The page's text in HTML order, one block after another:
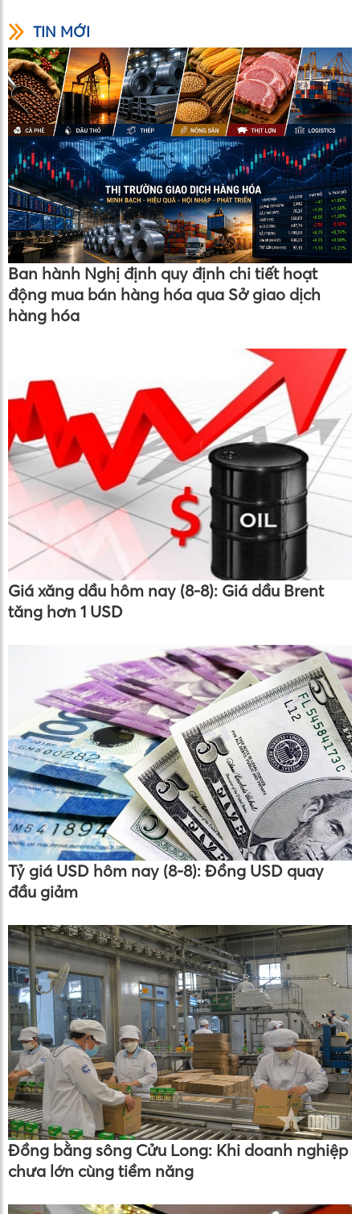
TIN MỚI
Ban hành Nghị định quy định chi tiết hoạt
động mua bán hàng hóa qua Sở giao dịch
hàng hóa
Giá xăng dầu hôm nay (8-8): Giá dầu Brent
tăng hơn 1 USD
Tỷ giá USD hôm nay (8-8): Đồng USD quay
đầu giảm
Đồng bằng sông Cửu Long: Khi doanh nghiệp
chưa lớn cùng tiềm năng